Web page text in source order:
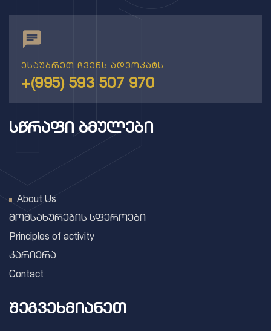
ესაუბრეთ ჩვენს ადვოკატს
+(995) 593 507 970
ᲡᲬᲠᲐᲤᲘ ᲑᲛᲣᲚᲔᲑᲘ
About Us
მომსახურების სფეროები
Principles of activity
კარიერა
Contact
ᲨᲔᲒᲕᲔᲮᲛᲘᲐᲜᲔᲗ